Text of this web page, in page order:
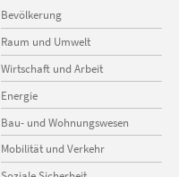
Navigation
überspringen
Bevölkerung
Raum und Umwelt
Wirtschaft und Arbeit
Energie
Bau- und Wohnungswesen
Mobilität und Verkehr